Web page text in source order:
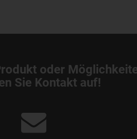
oder
Sie Kontakt auf!